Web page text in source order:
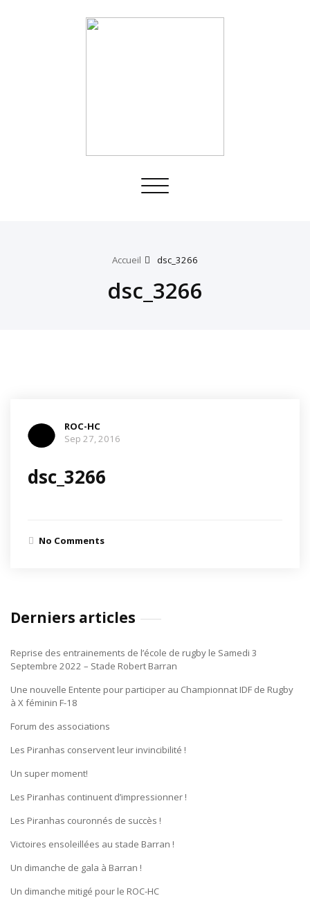
Toggle
Accueil dsc_3266
dsc_3266
ROC-HC
Sep 27, 2016
dsc_3266
No Comments
Derniers articles
Reprise des entrainements de l’école de rugby le Samedi 3
Septembre 2022 – Stade Robert Barran
Une nouvelle Entente pour participer au Championnat IDF de Rugby
à X féminin F-18
Forum des associations
Les Piranhas conservent leur invincibilité !
Un super moment!
Les Piranhas continuent d’impressionner !
Les Piranhas couronnés de succès !
Victoires ensoleillées au stade Barran !
Un dimanche de gala à Barran !
Un dimanche mitigé pour le ROC-HC